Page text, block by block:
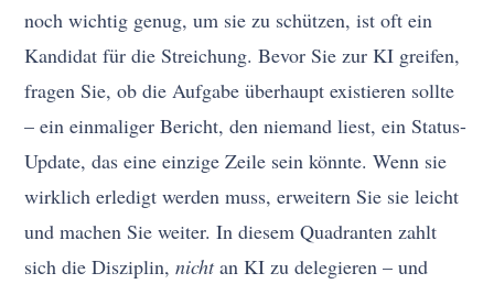
noch wichtig genug, um sie zu schützen, ist oft ein
Kandidat für die Streichung. Bevor Sie zur KI greifen,
fragen Sie, ob die Aufgabe überhaupt existieren sollte
– ein einmaliger Bericht, den niemand liest, ein Status-
Update, das eine einzige Zeile sein könnte. Wenn sie
wirklich erledigt werden muss, erweitern Sie sie leicht
und machen Sie weiter. In diesem Quadranten zahlt
sich die Disziplin,nichtan KI zu delegieren – und